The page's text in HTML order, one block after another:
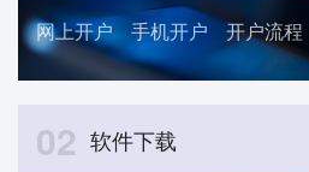
网上开户 手机开户 开户流程
02 软件下载